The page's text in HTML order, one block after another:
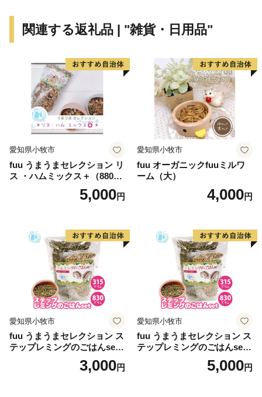
返礼品のお問い合わせはこちらへ
忍野村ふるさと納税担当
TEL：050-3096-7896（平日9:00～18:00）
※土日祝日、年末年始を除く
E-mail：support@oshino.furusato-lg.jp
……………………………………………………■□■
関連する返礼品 | "雑貨・日用品"
愛知県小牧市
fuu うまうまセレクション リ
ス ・ハムミックス＋（880
5,000円
愛知県小牧市
fuu オーガニックfuuミルワ
ーム（大）
4,000円
愛知県小牧市
fuu うまうまセレクション ス
テップレミングのごはんset
3,000円
愛知県小牧市
fuu うまうまセレクション ス
テップレミングのごはんset
5,000円